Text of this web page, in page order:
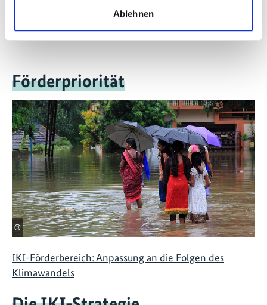
Ablehnen
Förderpriorität
©
IKI-Förderbereich: Anpassung an die Folgen des
Klimawandels